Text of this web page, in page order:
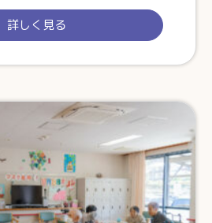
詳しく見る